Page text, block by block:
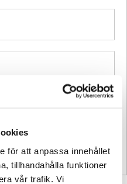
för att anpassa innehållet
tillhandahålla funktioner
vår trafik. Vi